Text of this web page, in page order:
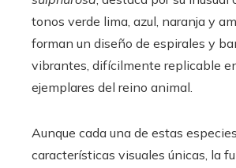
tonos verde lima, azul, naranja y
forman un diseño de espirales y
vibrantes, difícilmente replicable
ejemplares del reino animal.
Aunque cada una de estas
características visuales únicas, la